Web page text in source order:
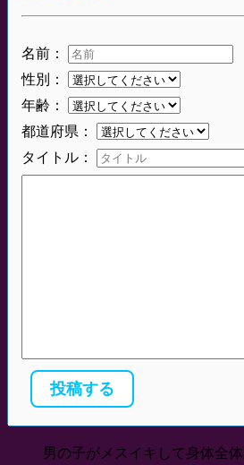
名前：
性別：
年齢：
都道府県：
タイトル：
男の子がメスイキして身体全